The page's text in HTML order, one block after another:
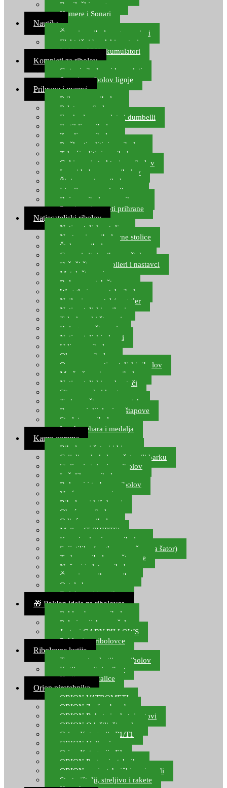
Ronilački program
Kamere i Sonari
Nautika
Čamci za ribolov, gumenjaci
Električni brodski motori
Lithium ION akumulatori
Kompleti za ribolov
Gotovi ribolovni kompleti
Setovi za ribolov lignje
Prihrana i mamci
Prihrana za ribolov
Pelete za ribolov
Feeder lovne pelete i dumbelli
Partikli za ribolov
Zemlja za ribolov
Praškasti aditivi za ribolov
Tekući aditivi za ribolov
Gel i sprej atraktori za ribolov
Lovni kukuruz za ribolov
Živi mamci za ribolov
Ljepilo za crve i prihranu
Boje za ribolovnu prihranu
Provjereni recepti prihrane
Natjecateljski ribolov
Natjecateljske stolice
Nastavci za ribolovne stolice
Šteke za ribolov
Gume i sitni pribor za šteku
Držači štapova rolleri i nastavci
Match štapovi
Role za match štapove
Waggleri za match ribolov
Najloni za match/waggler
Natjecateljski najloni
Teleskopski štapovi
Bolognese štapovi
Natjecateljski plovci
Udice za ribolov
Olovo za ribolov
Oprema za natjecateljski ribolov
Mreže čuvarice za ribolov
Natjecateljski podmetači
Sito, posude i kante
Torbe za štapove – match
Rezervni dijelovi za štapove
Starlete za ribolov
Izrada pehara i medalja
Kamp oprema
Ribolovni šatori i bivvy
Grijalice, kuhala za šator ili barku
Stolice i stolovi za ribolov
Ležaljke za ribolov
Ruksaci i torbe za ribolov
Vreće za spavanje
Ribolovni kišobrani
Obuća za ribolov
Odjeća za ribolov
Majice (T-SHIRTS)
Kape i rukavice za ribolov
Svijetiljke (naglavne, ručne, za šator)
Torbe za ribolovne štapove
Noževi i alat za ribolov
Čamci za prihranu ribe
Ostala kamp oprema
Dalekozori i optika
🎁 Poklon ideje za ribolovce
Poklon bon za ribolov
Polarizacijske naočale
Jastuci GABY PILLOWS
Pokloni za ribolovce
Ribolovne kutije
Transportne kutije za ribolov
Kutije za sitni pribor
Kutije za varalice
Orion pirotehnika
ORION VATROMETI
ORION Zračne bombe
ORION Rakete i raketni setovi
ORION Odašiljači zvuka
Orion Kategorija P1/T1
ORION Vulkani
Orion Kategorija F1
ORION Party pirotehnika
ORION nepirotehnički proizvodi
Start pištolji, streljivo i rakete